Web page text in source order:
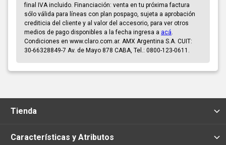
final IVA incluido. Financiación: venta en tu próxima factura
sólo válida para líneas con plan pospago, sujeta a aprobación
crediticia del cliente y al valor del accesorio, para ver otros
medios de pago disponibles a la fecha ingresa a acá
Condiciones en www.claro.com.ar. AMX Argentina S.A. CUIT:
30-66328849-7 Av. de Mayo 878 CABA, Tel.: 0800-123-0611.
Tienda
Características y Atributos